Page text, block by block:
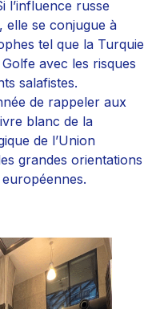
l’influence russe
elle se conjugue à
tel que la Turquie
avec les risques
salafistes.
de rappeler aux
blanc de la
de l’Union
grandes orientations